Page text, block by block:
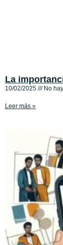
La
10/02/2025 No
Leer más »